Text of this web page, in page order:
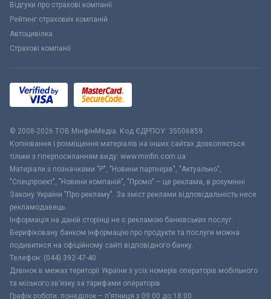
Відгуки про страхові компанії
Рейтинг страхових компаній
Автоцивілка
Страхові компанії
© 2008-2026 ТОВ МiнфiнМедiа. Код ЄДРПОУ: 35506859
Копіювання і розміщення матеріалів на інших сайтах дозволяється
тільки з гіперпосиланням виду: www.minfin.com.ua
Матеріали з позначками "Р", "Новини партнерів", "Актуально",
"Спецпроект", "Новини компаній", "Промо" – це реклама, в розумінні
Закону України "Про рекламу". За зміст реклами відповідальність несе
рекламодавець.
Інформація на даній сторінці не є рекламою банківських послуг.
Верифіковану банком інформацію про продукти та послуги можна
подивитися на офіційному сайті відповідного банку.
Телефон: (044) 392-47-40
Дзвінок в межах території України з усіх номерів операторів мобільного
та міського зв’язку за тарифами операторів
Графік роботи: понеділок – п’ятниця з 09:00 до 18:00